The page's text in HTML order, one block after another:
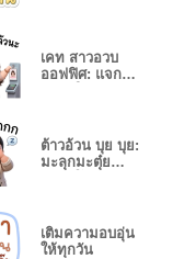
เคท สาวอวบ
ออฟฟิศ: แจกยิ้ม
ต้าวอ้วน บุย บุย:
มะลุกมะตุ๋ย
เติมความอบอุ่น
ให้ทุกวัน